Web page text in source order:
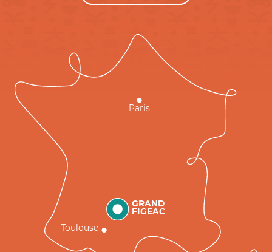
GRAND
FIGEAC
Toulouse
Paris